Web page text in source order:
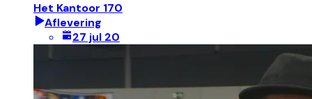
Het Kantoor 170
Aflevering
27 jul 20